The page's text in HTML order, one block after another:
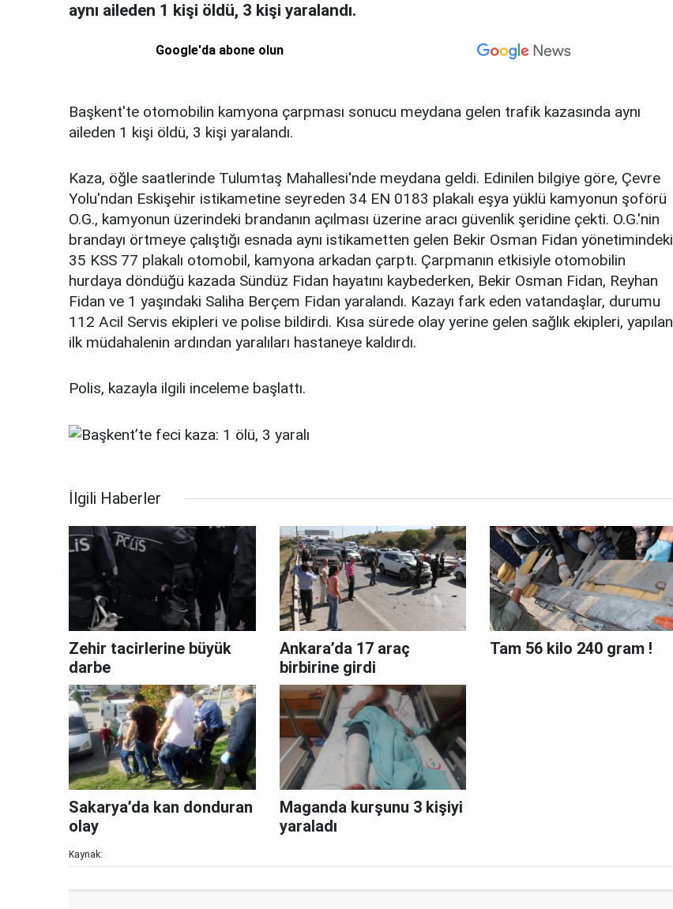
aynı aileden 1 kişi öldü, 3 kişi yaralandı.
Google'da abone olun
Başkent'te otomobilin kamyona çarpması sonucu meydana gelen trafik kazasında aynı
aileden 1 kişi öldü, 3 kişi yaralandı.
Kaza, öğle saatlerinde Tulumtaş Mahallesi'nde meydana geldi. Edinilen bilgiye göre, Çevre
Yolu'ndan Eskişehir istikametine seyreden 34 EN 0183 plakalı eşya yüklü kamyonun şoförü
O.G., kamyonun üzerindeki brandanın açılması üzerine aracı güvenlik şeridine çekti. O.G.'nin
brandayı örtmeye çalıştığı esnada aynı istikametten gelen Bekir Osman Fidan yönetimindeki
35 KSS 77 plakalı otomobil, kamyona arkadan çarptı. Çarpmanın etkisiyle otomobilin
hurdaya döndüğü kazada Sündüz Fidan hayatını kaybederken, Bekir Osman Fidan, Reyhan
Fidan ve 1 yaşındaki Saliha Berçem Fidan yaralandı. Kazayı fark eden vatandaşlar, durumu
112 Acil Servis ekipleri ve polise bildirdi. Kısa sürede olay yerine gelen sağlık ekipleri, yapılan
ilk müdahalenin ardından yaralıları hastaneye kaldırdı.
Polis, kazayla ilgili inceleme başlattı.
İlgili Haberler
Zehir tacirlerine büyük
darbe
Ankara’da 17 araç
birbirine girdi
Tam 56 kilo 240 gram !
Sakarya’da kan donduran
olay
Maganda kurşunu 3 kişiyi
yaraladı
Kaynak: